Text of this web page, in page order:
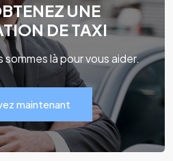
UNE
DE TAXI
là pour vous aider.
maintenant